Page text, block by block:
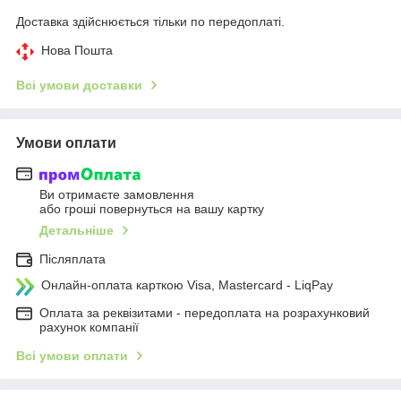
Доставка здійснюється тільки по передоплаті.
Нова Пошта
Всі умови доставки
Умови оплати
Ви отримаєте замовлення
або гроші повернуться на вашу картку
Детальніше
Післяплата
Онлайн-оплата карткою Visa, Mastercard - LiqPay
Оплата за реквізитами - передоплата на розрахунковий
рахунок компанії
Всі умови оплати